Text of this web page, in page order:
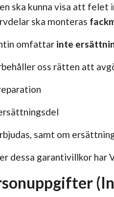
ska kunna visa att
ska monteras
omfattar inte
oss rätten att
samt om
dessa garantivillkor har